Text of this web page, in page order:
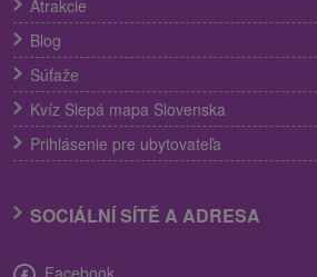
Atrakcie
Blog
Súťaže
Kvíz Slepá mapa Slovenska
Prihlásenie pre ubytovateľa
SOCIÁLNÍ SÍTĚ A ADRESA
Facebook